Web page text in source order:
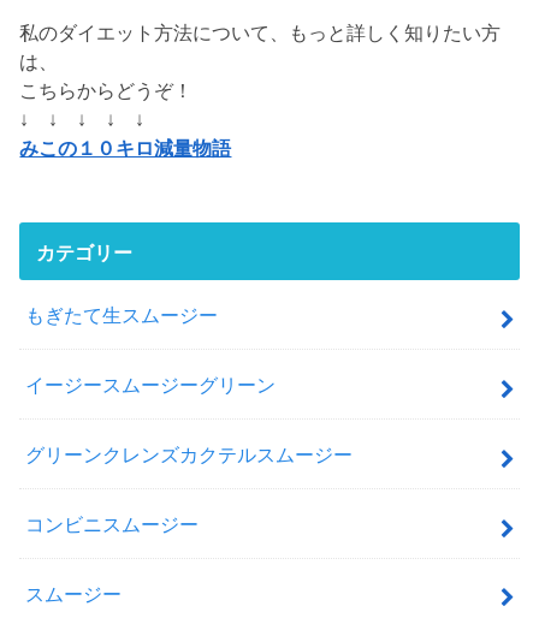
私のダイエット方法について、もっと詳しく知りたい方
は、
こちらからどうぞ！
↓ ↓ ↓ ↓ ↓
みこの１０キロ減量物語
カテゴリー
もぎたて生スムージー
イージースムージーグリーン
グリーンクレンズカクテルスムージー
コンビニスムージー
スムージー